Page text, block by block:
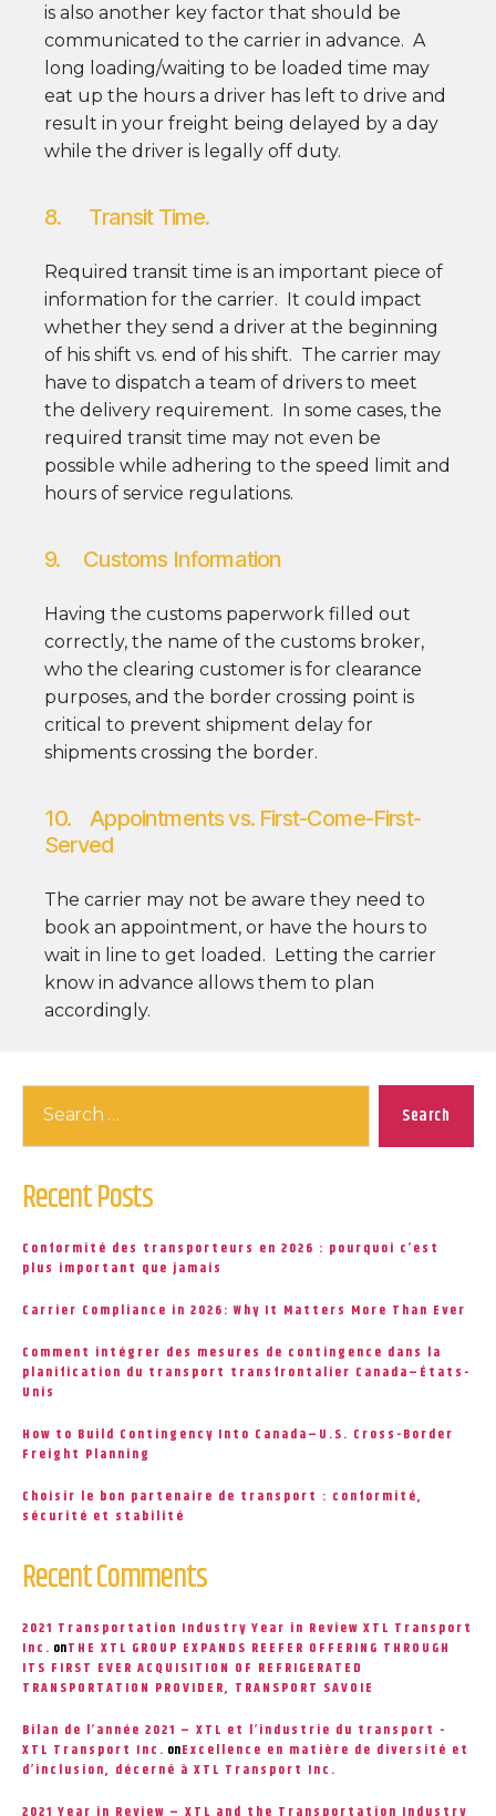
is also another key factor that should be
communicated to the carrier in advance. A
long loading/waiting to be loaded time may
eat up the hours a driver has left to drive and
result in your freight being delayed by a day
while the driver is legally off duty.
8. Transit Time.
Required transit time is an important piece of
information for the carrier. It could impact
whether they send a driver at the beginning
of his shift vs. end of his shift. The carrier may
have to dispatch a team of drivers to meet
the delivery requirement. In some cases, the
required transit time may not even be
possible while adhering to the speed limit and
hours of service regulations.
9. Customs Information
Having the customs paperwork filled out
correctly, the name of the customs broker,
who the clearing customer is for clearance
purposes, and the border crossing point is
critical to prevent shipment delay for
shipments crossing the border.
10. Appointments vs. First-Come-First-
Served
The carrier may not be aware they need to
book an appointment, or have the hours to
wait in line to get loaded. Letting the carrier
know in advance allows them to plan
accordingly.
Search
Recent Posts
Conformité des transporteurs en 2026 : pourquoi c’est
plus important que jamais
Carrier Compliance in 2026: Why It Matters More Than Ever
Comment intégrer des mesures de contingence dans la
planification du transport transfrontalier Canada–États-
Unis
How to Build Contingency Into Canada–U.S. Cross-Border
Freight Planning
Choisir le bon partenaire de transport : conformité,
sécurité et stabilité
Recent Comments
2021 Transportation Industry Year in Review XTL Transport
Inc. onTHE XTL GROUP EXPANDS REEFER OFFERING THROUGH
ITS FIRST EVER ACQUISITION OF REFRIGERATED
TRANSPORTATION PROVIDER, TRANSPORT SAVOIE
Bilan de l’année 2021 – XTL et l’industrie du transport -
XTL Transport Inc. onExcellence en matière de diversité et
d’inclusion, décerné à XTL Transport Inc.